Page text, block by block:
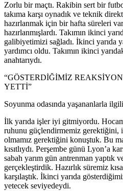
Zorlu bir maçtı. Rakibin sert bir
takıma karşı oynadık ve teknik
hazırlanmak için bir hafta süreleri
hazırlanmışlardı. Takımın ikinci
galibiyetimizi sağladı. İkinci yarıda
yardımcı oldu. Takımın ikinci
anahtarıydı.
“GÖSTERDİĞİMİZ
YETTİ”
Soyunma odasında yaşananlarla
İlk yarıda işler iyi gitmiyordu.
ruhunu güçlendirmemiz gerektiğini,
olmamız gerektiğini konuştuk. Bu
kısıtlıydı. Perşembe günü Lyon’a
sabah yarım gün antrenman yaptık
gerçekleştirdik. Hazırlık süremiz
karşılaştık. İkinci yarıda
yetecek seviyedeydi.